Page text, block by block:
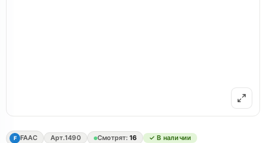
F FAAC Арт.1490 Смотрят: 16 ✓ В наличии